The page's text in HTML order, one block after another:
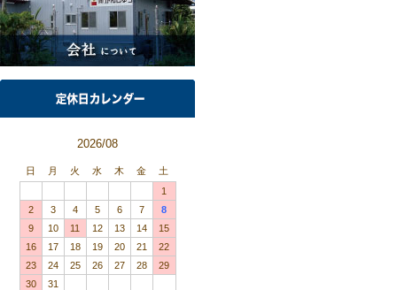
2026/08
日 月 火 水 木 金
土
1
2
3 4 5 6 7
8
9
10 11 12 13 14
15
16
17 18 19 20 21
22
23
24 25 26 27 28
29
30
31